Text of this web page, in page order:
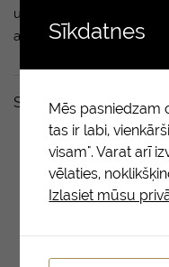
un ļauj pabeigt frizūru arī
aizsardzību pret
Saistītie produkti
Sīkdatnes
Mēs pasniedzam
tas ir labi,
visam". Varat arī
vēlaties,
Izlasiet mūsu